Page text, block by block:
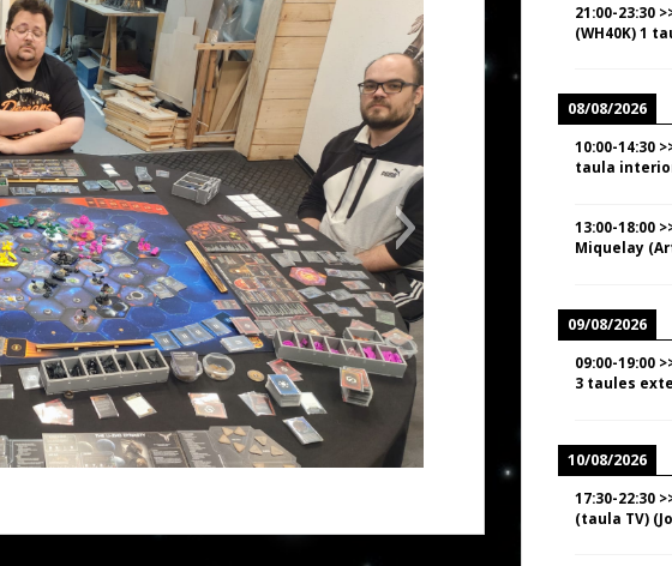
21:00-23:30
(WH40K) 1
08/08/2026
10:00-14:30
taula
13:00-18:00
Miquelay
09/08/2026
09:00-19:00
3 taules
10/08/2026
17:30-22:30
(taula TV)